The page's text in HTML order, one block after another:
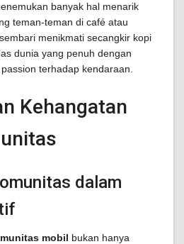
banyak hal menarik
teman-teman di café atau
menikmati secangkir kopi
dunia yang penuh dengan
terhadap kendaraan.
Kehangatan
dalam
mobil bukan hanya